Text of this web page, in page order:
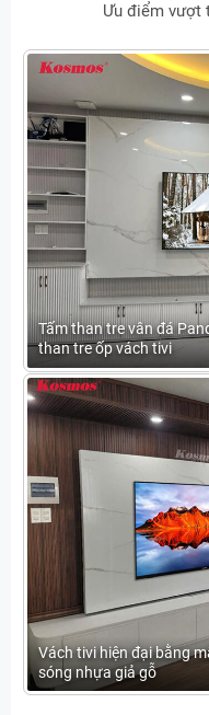
Ưu điểm vượt
Tấm than tre vân đá
than tre ốp vách tivi
Vách tivi hiện đại bằng
sóng nhựa giả gỗ